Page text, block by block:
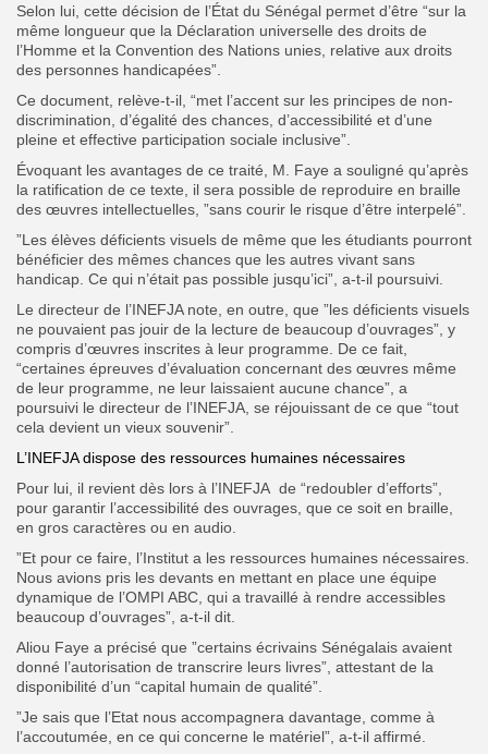
Selon lui, cette décision de l’État du Sénégal permet d’être “sur la
même longueur que la Déclaration universelle des droits de
l’Homme et la Convention des Nations unies, relative aux droits
des personnes handicapées”.
Ce document, relève-t-il, “met l’accent sur les principes de non-
discrimination, d’égalité des chances, d’accessibilité et d’une
pleine et effective participation sociale inclusive”.
Évoquant les avantages de ce traité, M. Faye a souligné qu’après
la ratification de ce texte, il sera possible de reproduire en braille
des œuvres intellectuelles, ”sans courir le risque d’être interpelé”.
”Les élèves déficients visuels de même que les étudiants pourront
bénéficier des mêmes chances que les autres vivant sans
handicap. Ce qui n’était pas possible jusqu’ici”, a-t-il poursuivi.
Le directeur de l’INEFJA note, en outre, que ”les déficients visuels
ne pouvaient pas jouir de la lecture de beaucoup d’ouvrages”, y
compris d’œuvres inscrites à leur programme. De ce fait,
“certaines épreuves d’évaluation concernant des œuvres même
de leur programme, ne leur laissaient aucune chance”, a
poursuivi le directeur de l’INEFJA, se réjouissant de ce que “tout
cela devient un vieux souvenir”.
L’INEFJA dispose des ressources humaines nécessaires
Pour lui, il revient dès lors à l’INEFJA de “redoubler d’efforts”,
pour garantir l’accessibilité des ouvrages, que ce soit en braille,
en gros caractères ou en audio.
”Et pour ce faire, l’Institut a les ressources humaines nécessaires.
Nous avions pris les devants en mettant en place une équipe
dynamique de l’OMPI ABC, qui a travaillé à rendre accessibles
beaucoup d’ouvrages”, a-t-il dit.
Aliou Faye a précisé que ”certains écrivains Sénégalais avaient
donné l’autorisation de transcrire leurs livres”, attestant de la
disponibilité d’un “capital humain de qualité”.
”Je sais que l’Etat nous accompagnera davantage, comme à
l’accoutumée, en ce qui concerne le matériel”, a-t-il affirmé.